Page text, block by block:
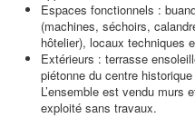
Espaces fonctionnels :
(machines, séchoirs,
hôtelier), locaux techniques
Extérieurs : terrasse
piétonne du centre historique
L’ensemble est vendu
exploité sans travaux.